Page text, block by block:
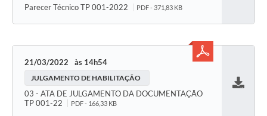
Parecer Técnico TP 001-2022 PDF - 371,83 KB
21/03/2022 14h54
JULGAMENTO DE HABILITAÇÃO
03 - ATA DE JULGAMENTO DA DOCUMENTAÇÃO
TP 001-22
PDF - 166,33 KB